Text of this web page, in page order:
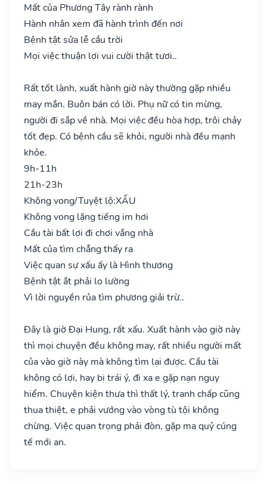
Mất của Phương Tây rành rành
Hành nhân xem đã hành trình đến nơi
Bệnh tật sửa lễ cầu trời
Mọi việc thuận lợi vui cười thật tươi..
Rất tốt lành, xuất hành giờ này thường gặp nhiều
may mắn. Buôn bán có lời. Phụ nữ có tin mừng,
người đi sắp về nhà. Mọi việc đều hòa hợp, trôi chảy
tốt đẹp. Có bệnh cầu sẽ khỏi, người nhà đều mạnh
khỏe.
9h-11h
21h-23h
Không vong/Tuyệt lộ:XẤU
Không vong lặng tiếng im hơi
Cầu tài bất lợi đi chơi vắng nhà
Mất của tìm chẳng thấy ra
Việc quan sự xấu ấy là Hình thương
Bệnh tật ắt phải lo lường
Vì lời nguyền rủa tìm phương giải trừ..
Đây là giờ Đại Hung, rất xấu. Xuất hành vào giờ này
thì mọi chuyện đều không may, rất nhiều người mất
của vào giờ này mà không tìm lại được. Cầu tài
không có lợi, hay bị trái ý, đi xa e gặp nạn nguy
hiểm. Chuyện kiện thưa thì thất lý, tranh chấp cũng
thua thiệt, e phải vướng vào vòng tù tội không
chừng. Việc quan trọng phải đòn, gặp ma quỷ cúng
tế mới an.